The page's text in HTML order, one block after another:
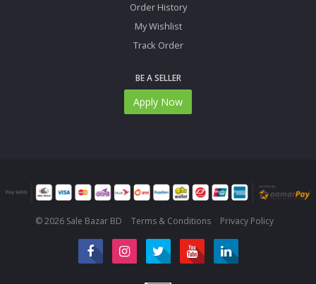
Order History
My Wishlist
Track Order
BE A SELLER
Apply Now
© 2026 Sale Bazar BD Terms & Conditions Privacy Policy